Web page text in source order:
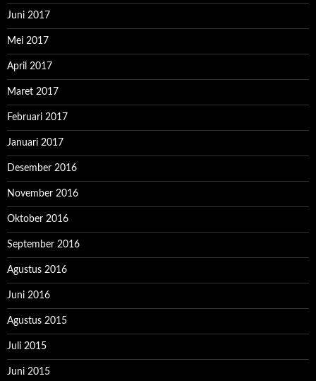
Juni 2017
Mei 2017
April 2017
Maret 2017
Februari 2017
Januari 2017
Desember 2016
November 2016
Oktober 2016
September 2016
Agustus 2016
Juni 2016
Agustus 2015
Juli 2015
Juni 2015